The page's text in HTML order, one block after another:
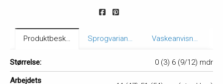
Produktbeskrivelse Sprogvarianter Vaskeanvisning
Størrelse: 0 (3) 6 (9/12) mdr
Arbejdets